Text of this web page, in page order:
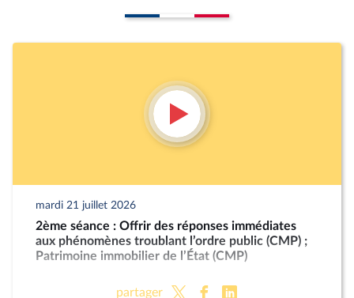
mardi 21 juillet 2026
2ème séance : Offrir des réponses immédiates
aux phénomènes troublant l’ordre public (CMP) ;
Patrimoine immobilier de l’État (CMP)
partager